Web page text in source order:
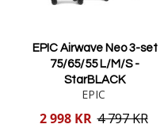
EPIC Airwave Neo 3-set
75/65/55 L/M/S -
StarBLACK
EPIC
Reducerat
2 998 KR 4 797 KR